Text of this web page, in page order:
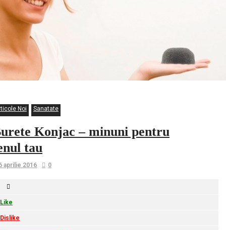
Noi Sanatate
Konjac – minuni pentru
tau
aprilie 2016 0
Like
Dislike